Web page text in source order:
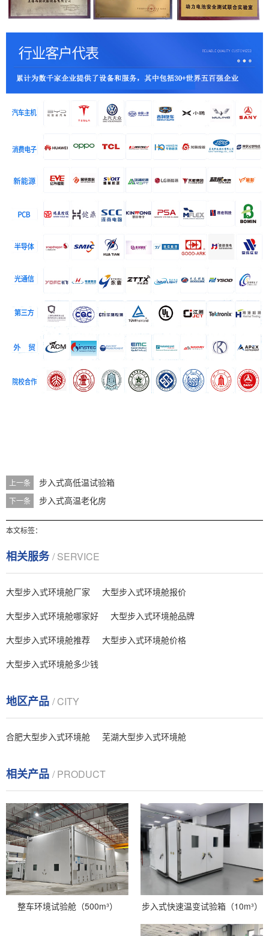
上一条 步入式高低温试验箱
下一条 步入式高温老化房
本文标签：
相关服务/ SERVICE
大型步入式环境舱厂家
大型步入式环境舱报价
大型步入式环境舱哪家好
大型步入式环境舱品牌
大型步入式环境舱推荐
大型步入式环境舱价格
大型步入式环境舱多少钱
地区产品 / CITY
合肥大型步入式环境舱 芜湖大型步入式环境舱
相关产品 / PRODUCT
整车环境试验舱（500m³） 步入式快速温变试验箱（10m³）